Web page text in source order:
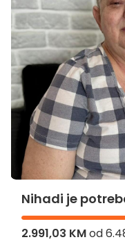
Nihadi je
2.991,03 KMod